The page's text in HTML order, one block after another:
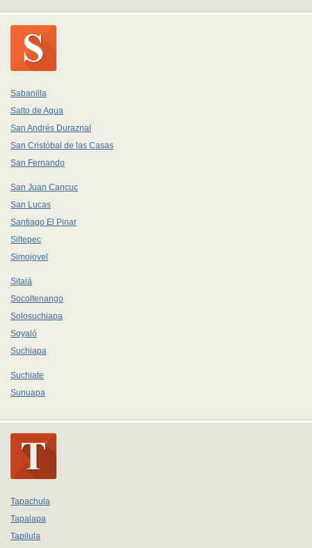
Sabanilla
Salto de Agua
San Andrés Duraznal
San Cristóbal de las Casas
San Fernando
San Juan Cancuc
San Lucas
Santiago El Pinar
Siltepec
Simojovel
Sitalá
Socoltenango
Solosuchiapa
Soyaló
Suchiapa
Suchiate
Sunuapa
Tapachula
Tapalapa
Tapilula